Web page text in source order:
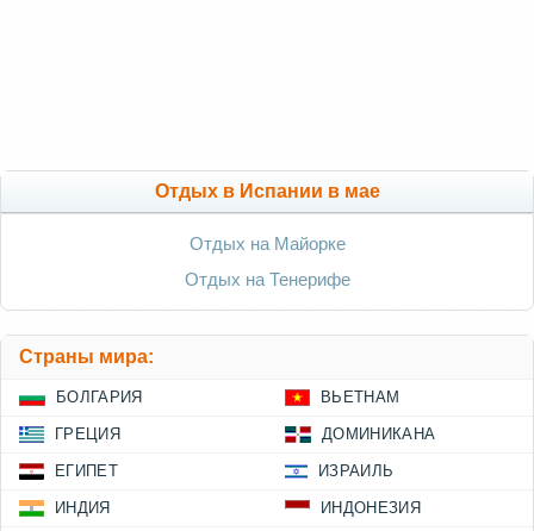
Отдых в Испании в мае
Отдых на Майорке
Отдых на Тенерифе
Страны мира:
БОЛГАРИЯ ВЬЕТНАМ
ГРЕЦИЯ ДОМИНИКАНА
ЕГИПЕТ ИЗРАИЛЬ
ИНДИЯ ИНДОНЕЗИЯ